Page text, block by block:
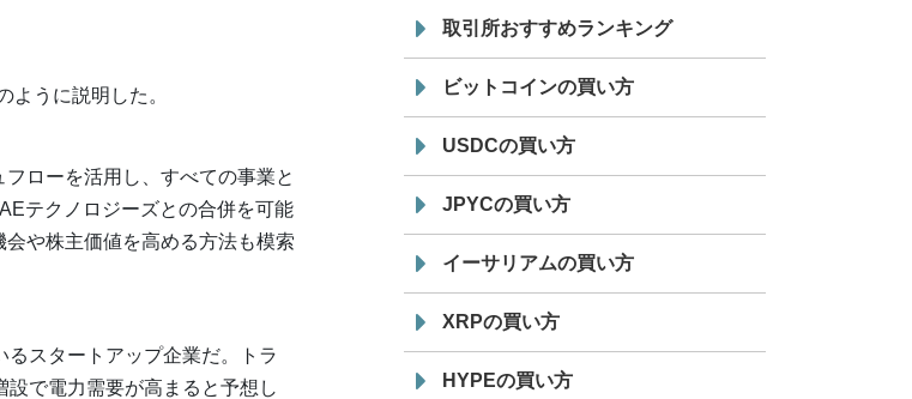
ように説明した。
ローを活用し、すべての事業と
テクノロジーズとの合併を可能
や株主価値を高める方法も模索
スタートアップ企業だ。トラ
で電力需要が高まると予想し
19:30
てステーブルコイン「JPYSC」徹底解
説セミナーを開催
取引所おすすめランキング
ビットコインの買い方
USDCの買い方
JPYCの買い方
イーサリアムの買い方
XRPの買い方
HYPEの買い方